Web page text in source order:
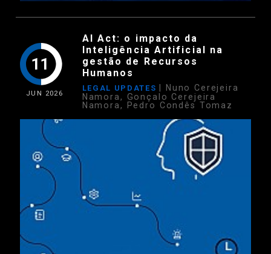
11
JUN 2026
AI Act: o impacto da
Inteligência Artificial na
gestão de Recursos
Humanos
LEGAL UPDATES
| Nuno Cerejeira
Namora, Gonçalo Cerejeira
Namora, Pedro Condês Tomaz